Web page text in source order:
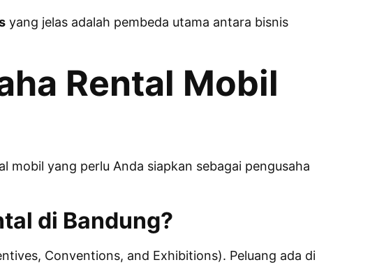
yang jelas adalah pembeda utama antara bisnis
Rental Mobil
mobil yang perlu Anda siapkan sebagai pengusaha
di Bandung?
Conventions, and Exhibitions). Peluang ada di